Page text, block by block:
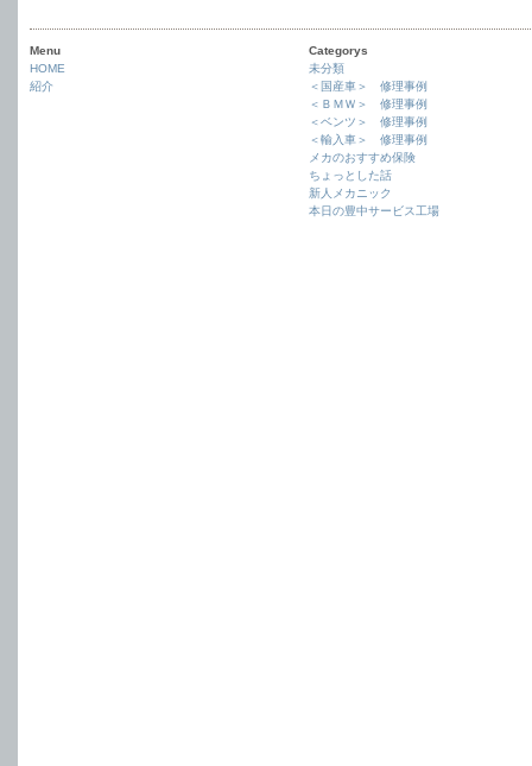
Menu
HOME
紹介
Categorys
未分類
＜国産車＞ 修理事例
＜ＢＭＷ＞ 修理事例
＜ベンツ＞ 修理事例
＜輸入車＞ 修理事例
メカのおすすめ保険
ちょっとした話
新人メカニック
本日の豊中サービス工場